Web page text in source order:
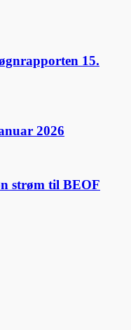
15.
2026
strøm til BEOF